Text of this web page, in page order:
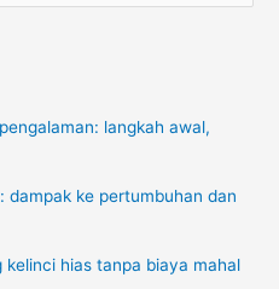
langkah awal,
dampak ke pertumbuhan dan
hias tanpa biaya mahal